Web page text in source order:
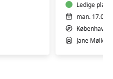
Ledige
man.
København
Jane